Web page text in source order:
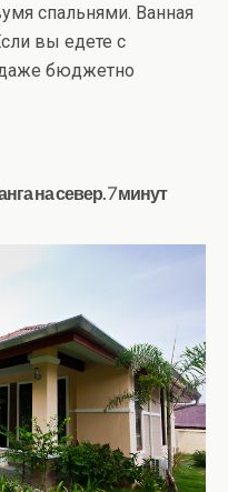
спальнями. Ванная
вы едете с
бюджетно
на север. 7 минут